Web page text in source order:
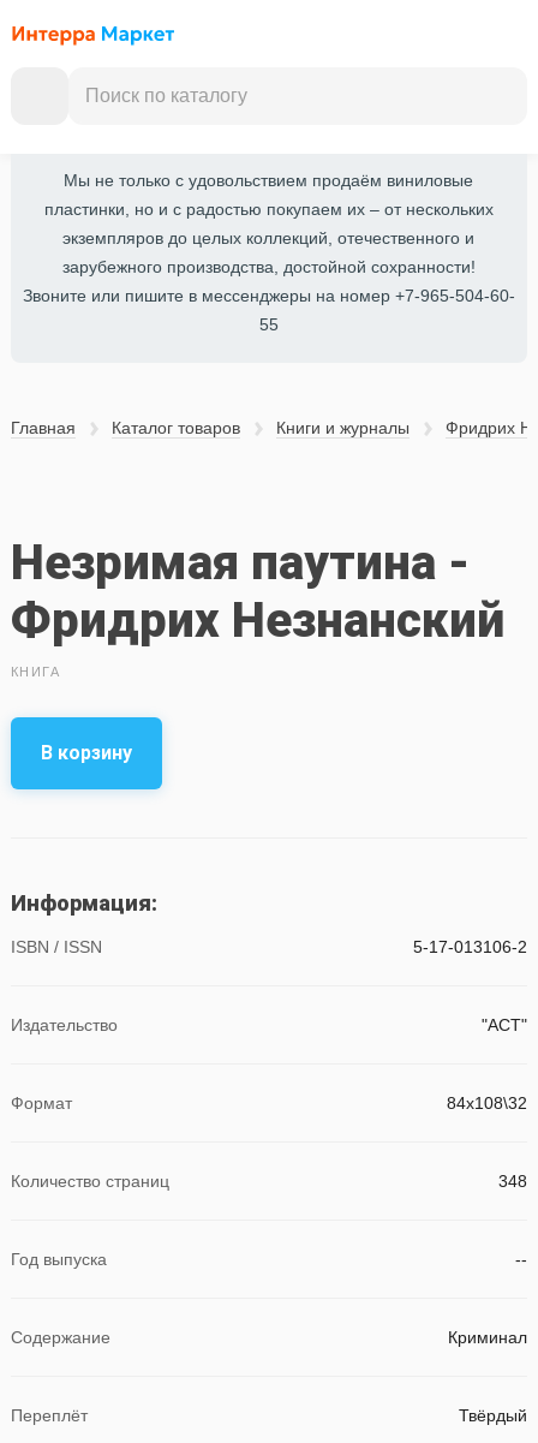
Мы не только с удовольствием продаём виниловые
пластинки, но и с радостью покупаем их – от нескольких
экземпляров до целых коллекций, отечественного и
зарубежного производства, достойной сохранности!
Звоните или пишите в мессенджеры на номер +7-965-504-60-
55
Главная Каталог товаров Книги и журналы Фридрих
Незримая паутина -
Фридрих Незнанский
КНИГА
В корзину
Информация:
ISBN / ISSN 5-17-013106-2
Издательство "АСТ"
Формат 84х108\32
Количество страниц 348
Год выпуска --
Содержание Криминал
Переплёт Твёрдый